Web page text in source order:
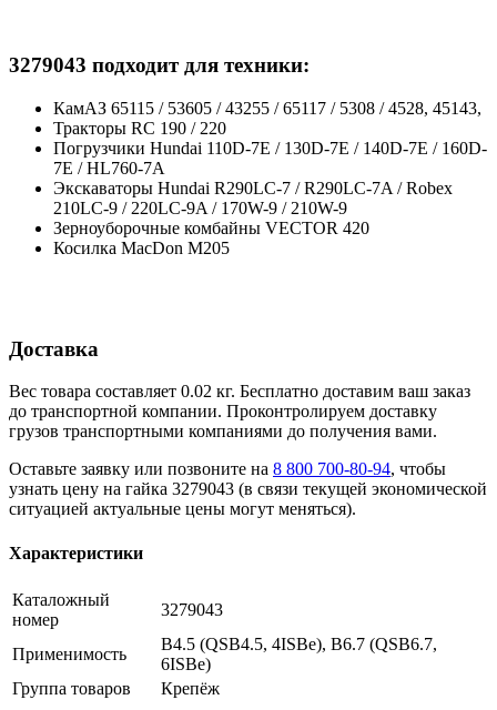
3279043 подходит для техники:
КамАЗ 65115 / 53605 / 43255 / 65117 / 5308 / 4528, 45143,
Тракторы RC 190 / 220
Погрузчики Hundai 110D-7E / 130D-7E / 140D-7E / 160D-
7E / HL760-7A
Экскаваторы Hundai R290LC-7 / R290LC-7A / Robex
210LC-9 / 220LC-9A / 170W-9 / 210W-9
Зерноуборочные комбайны VECTOR 420
Косилка MacDon M205
Доставка
Вес товара составляет 0.02 кг. Бесплатно доставим ваш заказ
до транспортной компании. Проконтролируем доставку
грузов транспортными компаниями до получения вами.
Оставьте заявку или позвоните на 8 800 700-80-94, чтобы
узнать цену на гайка 3279043 (в связи текущей экономической
ситуацией актуальные цены могут меняться).
Характеристики
Каталожный
номер
3279043
Применимость
B4.5 (QSB4.5, 4ISBe), B6.7 (QSB6.7,
6ISBe)
Группа товаров
Крепёж